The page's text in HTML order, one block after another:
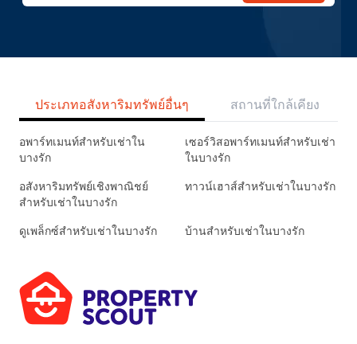
ประเภทอสังหาริมทรัพย์อื่นๆ สถานที่ใกล้เคียง
อพาร์ทเมนท์สำหรับเช่าใน
บางรัก
เซอร์วิสอพาร์ทเมนท์สำหรับเช่า
ในบางรัก
อสังหาริมทรัพย์เชิงพาณิชย์
สำหรับเช่าในบางรัก
ทาวน์เฮาส์สำหรับเช่าในบางรัก
ดูเพล็กซ์สำหรับเช่าในบางรัก บ้านสำหรับเช่าในบางรัก